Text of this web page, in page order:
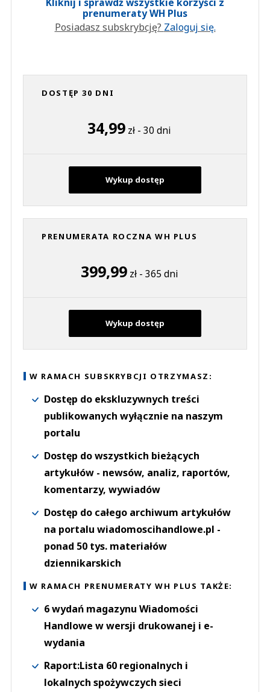
prenumeraty WH Plus
Posiadasz subskrybcję? Zaloguj się.
DOSTĘP 30 DNI
34,99 zł - 30 dni
Wykup dostęp
PRENUMERATA ROCZNA WH PLUS
399,99zł - 365 dni
Wykup dostęp
W RAMACH SUBSKRYBCJI OTRZYMASZ:
Dostęp do ekskluzywnych treści
publikowanych wyłącznie na naszym
portalu
Dostęp do wszystkich bieżących
artykułów - newsów, analiz, raportów,
komentarzy, wywiadów
Dostęp do całego archiwum artykułów
na portalu wiadomoscihandlowe.pl -
ponad 50 tys. materiałów
dziennikarskich
W RAMACH PRENUMERATY WH PLUS TAKŻE:
6 wydań magazynu Wiadomości
Handlowe w wersji drukowanej i e-
wydania
Raport:Lista 60 regionalnych i
lokalnych spożywczych sieci